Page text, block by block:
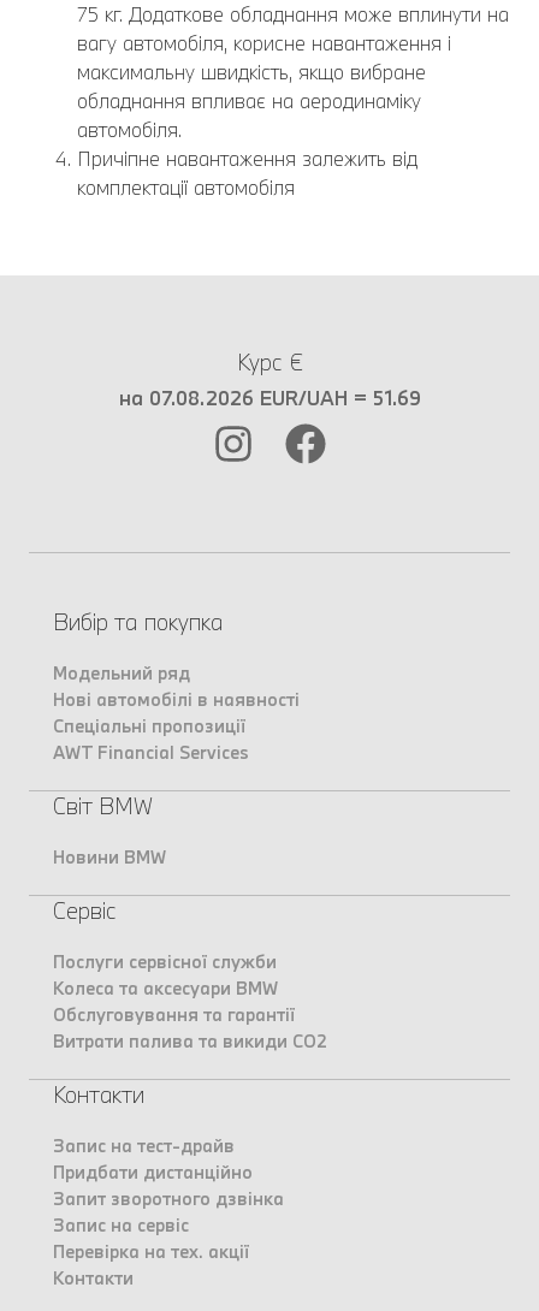
75 кг. Додаткове обладнання може вплинути на
вагу автомобіля, корисне навантаження і
максимальну швидкість, якщо вибране
обладнання впливає на аеродинаміку
автомобіля.
Причіпне навантаження залежить від
комплектації автомобіля
Курс €
на 07.08.2026 EUR/UAH = 51.69
Вибір та покупка
Модельний ряд
Нові автомобілі в наявності
Спеціальні пропозиції
AWT Financial Services
Світ BMW
Новини BMW
Сервіс
Послуги сервісної служби
Колеса та аксесуари BMW
Обслуговування та гарантії
Витрати палива та викиди CO2
Контакти
Запис на тест-драйв
Придбати дистанційно
Запит зворотного дзвінка
Запис на сервіс
Перевірка на тех. акції
Контакти